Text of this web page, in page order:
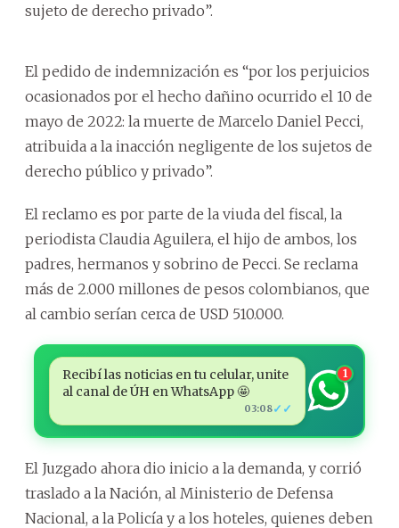
sujeto de derecho privado”.
El pedido de indemnización es “por los perjuicios
ocasionados por el hecho dañino ocurrido el 10 de
mayo de 2022: la muerte de Marcelo Daniel Pecci,
atribuida a la inacción negligente de los sujetos de
derecho público y privado”.
El reclamo es por parte de la viuda del fiscal, la
periodista Claudia Aguilera, el hijo de ambos, los
padres, hermanos y sobrino de Pecci. Se reclama
más de 2.000 millones de pesos colombianos, que
al cambio serían cerca de USD 510.000.
Recibí las noticias en tu celular, unite
al canal de ÚH en WhatsApp 🤩
03:08✓✓
1
El Juzgado ahora dio inicio a la demanda, y corrió
traslado a la Nación, al Ministerio de Defensa
Nacional, a la Policía y a los hoteles, quienes deben